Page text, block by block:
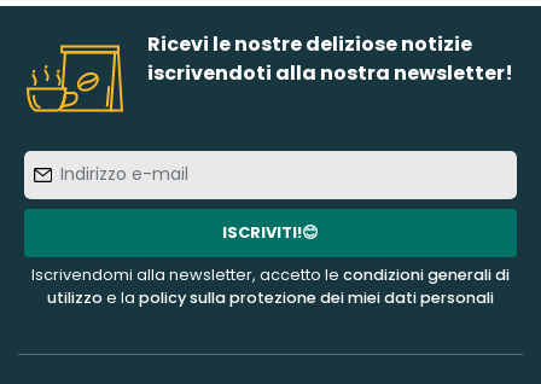
Ricevi le nostre deliziose notizie
iscrivendoti alla nostra newsletter!
e-
mail
ISCRIVITI!😊
Iscrivendomi alla newsletter, accetto le condizioni generali di
utilizzoe la policy sulla protezione dei miei dati personali